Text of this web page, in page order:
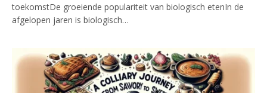
toekomstDe groeiende populariteit van biologisch etenIn de
afgelopen jaren is biologisch…